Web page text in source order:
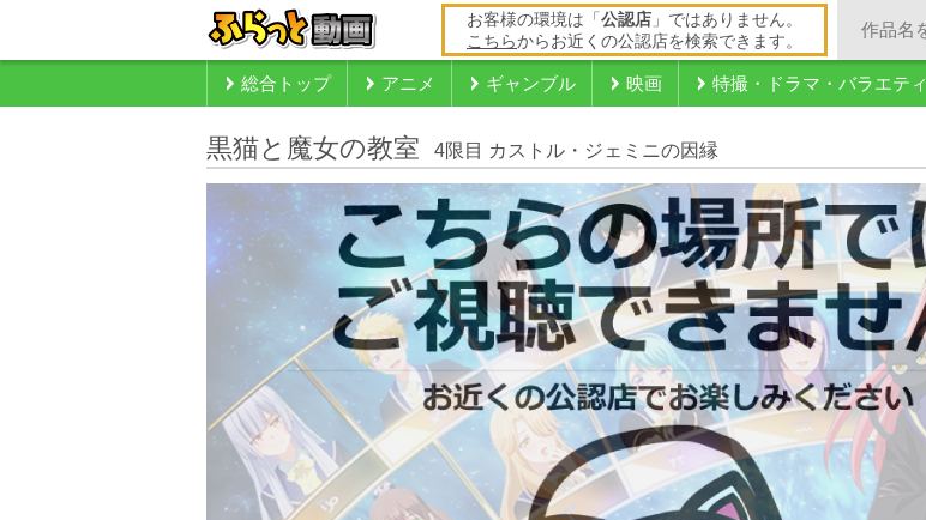
お客様の環境は「 公認店 」ではありません。
こちらからお近くの公認店を検索できます。
総合トップ アニメ ギャンブル 映画 特撮・ドラマ・バラエティ
黒猫と魔女の教室 4限目 カストル・ジェミニの因縁